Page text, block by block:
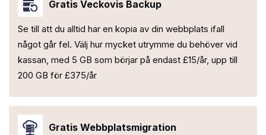
Gratis Veckovis Backup
Se till att du alltid har en kopia av din webbplats ifall
något går fel. Välj hur mycket utrymme du behöver vid
kassan, med 5 GB som börjar på endast £15/år, upp till
200 GB för £375/år
Gratis Webbplatsmigration